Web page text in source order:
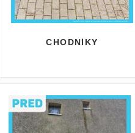
CHODNÍKY